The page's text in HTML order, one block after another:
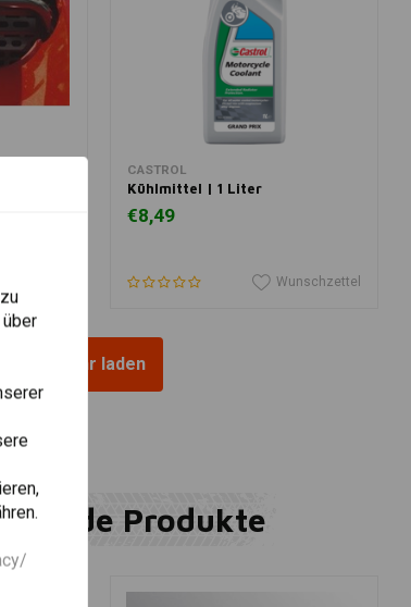
In den Warenkorb legen
CASTROL
Kühlmittel | 1 Liter
€8,49
Wunschzettel
Mehr laden
Produkte